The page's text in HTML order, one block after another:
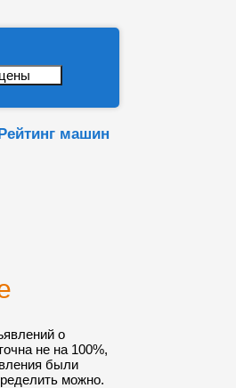
машин
о
не на 100%,
были
можно.